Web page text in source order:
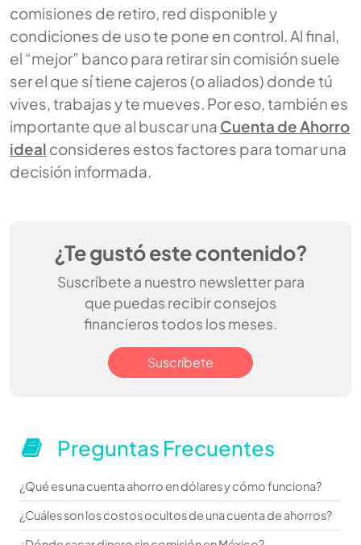
comisiones de retiro, red disponible y
condiciones de uso te pone en control. Al final,
el “mejor” banco para retirar sin comisión suele
ser el que sí tiene cajeros (o aliados) donde tú
vives, trabajas y te mueves. Por eso, también es
importante que al buscar una Cuenta de Ahorro
ideal consideres estos factores para tomar una
decisión informada.
¿Te gustó este contenido?
Suscríbete a nuestro newsletter para
que puedas recibir consejos
financieros todos los meses.
Suscríbete
Preguntas Frecuentes
¿Qué es una cuenta ahorro en dólares y cómo funciona?
¿Cuáles son los costos ocultos de una cuenta de ahorros?